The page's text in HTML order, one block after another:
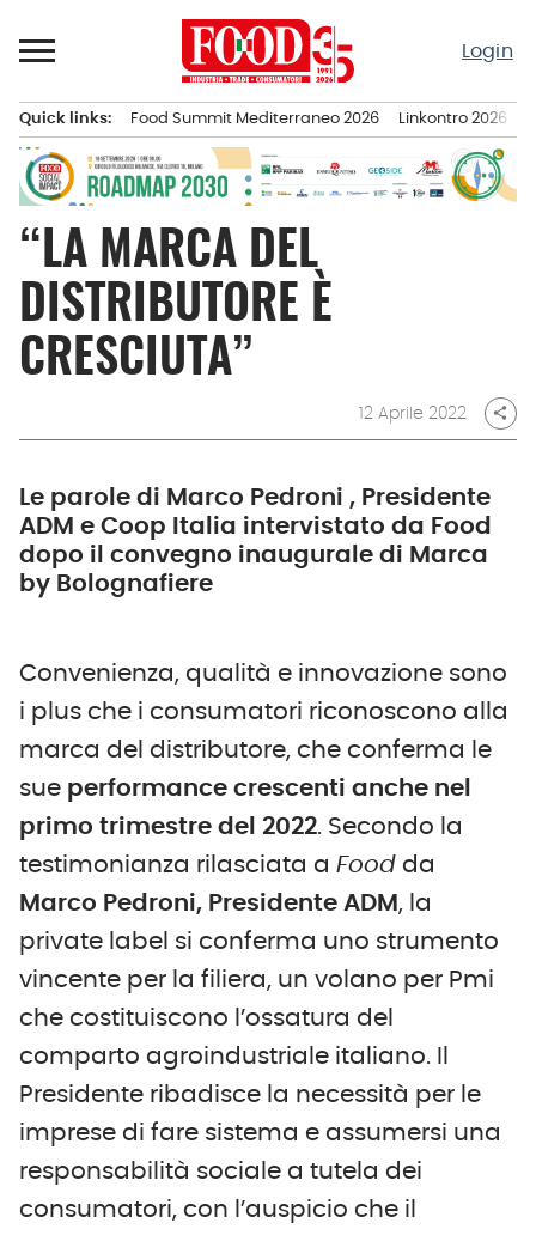
al
Login
principale
Quick links: Food Summit Mediterraneo 2026 Linkontro 2026
“LA MARCA DEL
DISTRIBUTORE È
CRESCIUTA”
12 Aprile 2022 share
Le parole di Marco Pedroni , Presidente
ADM e Coop Italia intervistato da Food
dopo il convegno inaugurale di Marca
by Bolognafiere
Convenienza, qualità e innovazione sono
i plus che i consumatori riconoscono alla
marca del distributore, che conferma le
sue performance crescenti anche nel
primo trimestre del 2022. Secondo la
testimonianza rilasciata a Food da
Marco Pedroni, Presidente ADM , la
private label si conferma uno strumento
vincente per la filiera, un volano per Pmi
che costituiscono l’ossatura del
comparto agroindustriale italiano. Il
Presidente ribadisce la necessità per le
imprese di fare sistema e assumersi una
responsabilità sociale a tutela dei
consumatori, con l’auspicio che il